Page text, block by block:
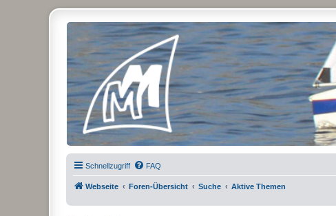
Micro Magic Forum Deutschland
Schnellzugriff FAQ
Webseite Foren-Übersicht Suche Aktive Themen